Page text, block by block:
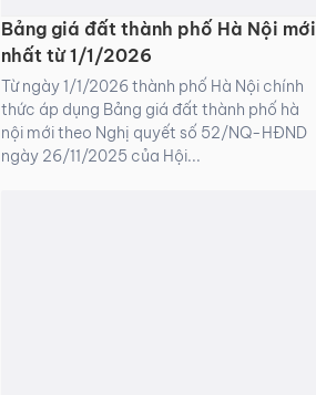
Bảng giá đất thành phố Hà Nội mới
nhất từ 1/1/2026
Từ ngày 1/1/2026 thành phố Hà Nội chính
thức áp dụng Bảng giá đất thành phố hà
nội mới theo Nghị quyết số 52/NQ-HĐND
ngày 26/11/2025 của Hội...